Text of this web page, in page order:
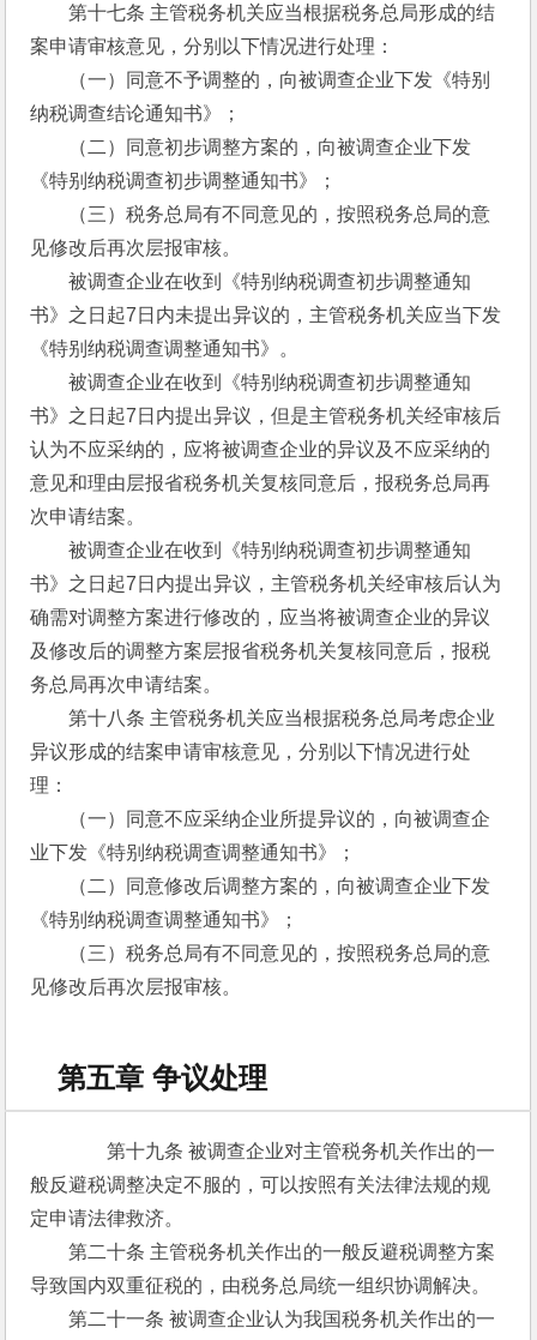
第十七条 主管税务机关应当根据税务总局形成的结
案申请审核意见，分别以下情况进行处理：
（一）同意不予调整的，向被调查企业下发《特别
纳税调查结论通知书》；
（二）同意初步调整方案的，向被调查企业下发
《特别纳税调查初步调整通知书》；
（三）税务总局有不同意见的，按照税务总局的意
见修改后再次层报审核。
被调查企业在收到《特别纳税调查初步调整通知
书》之日起7日内未提出异议的，主管税务机关应当下发
《特别纳税调查调整通知书》。
被调查企业在收到《特别纳税调查初步调整通知
书》之日起7日内提出异议，但是主管税务机关经审核后
认为不应采纳的，应将被调查企业的异议及不应采纳的
意见和理由层报省税务机关复核同意后，报税务总局再
次申请结案。
被调查企业在收到《特别纳税调查初步调整通知
书》之日起7日内提出异议，主管税务机关经审核后认为
确需对调整方案进行修改的，应当将被调查企业的异议
及修改后的调整方案层报省税务机关复核同意后，报税
务总局再次申请结案。
第十八条 主管税务机关应当根据税务总局考虑企业
异议形成的结案申请审核意见，分别以下情况进行处
理：
（一）同意不应采纳企业所提异议的，向被调查企
业下发《特别纳税调查调整通知书》；
（二）同意修改后调整方案的，向被调查企业下发
《特别纳税调查调整通知书》；
（三）税务总局有不同意见的，按照税务总局的意
见修改后再次层报审核。
第五章 争议处理
第十九条 被调查企业对主管税务机关作出的一
般反避税调整决定不服的，可以按照有关法律法规的规
定申请法律救济。
第二十条 主管税务机关作出的一般反避税调整方案
导致国内双重征税的，由税务总局统一组织协调解决。
第二十一条 被调查企业认为我国税务机关作出的一